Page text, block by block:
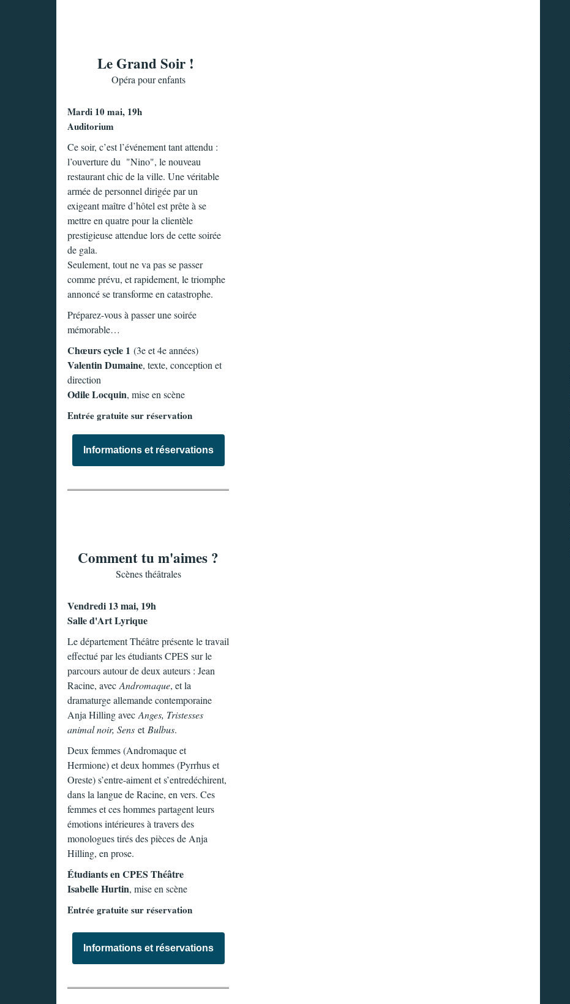
Le Grand Soir !
Opéra pour enfants
Mardi 10 mai, 19h
Auditorium
Ce soir, c’est l’événement tant attendu :
l’ouverture du "Nino", le nouveau
restaurant chic de la ville. Une véritable
armée de personnel dirigée par un
exigeant maître d’hôtel est prête à se
mettre en quatre pour la clientèle
prestigieuse attendue lors de cette soirée
de gala.
Seulement, tout ne va pas se passer
comme prévu, et rapidement, le triomphe
annoncé se transforme en catastrophe.
Préparez-vous à passer une soirée
mémorable…
Chœurs cycle 1 (3e et 4e années)
Valentin Dumaine, texte, conception et
direction
Odile Locquin, mise en scène
Entrée gratuite sur réservation
Informations et réservations
Comment tu m'aimes ?
Scènes théâtrales
Vendredi 13 mai, 19h
Salle d'Art Lyrique
Le département Théâtre présente le travail
effectué par les étudiants CPES sur le
parcours autour de deux auteurs : Jean
Racine, avec Andromaque, et la
dramaturge allemande contemporaine
Anja Hilling avec Anges, Tristesses
animal noir, Sens etBulbus.
Deux femmes (Andromaque et
Hermione) et deux hommes (Pyrrhus et
Oreste) s’entre-aiment et s’entredéchirent,
dans la langue de Racine, en vers. Ces
femmes et ces hommes partagent leurs
émotions intérieures à travers des
monologues tirés des pièces de Anja
Hilling, en prose.
Étudiants en CPES Théâtre
Isabelle Hurtin, mise en scène
Entrée gratuite sur réservation
Informations et réservations